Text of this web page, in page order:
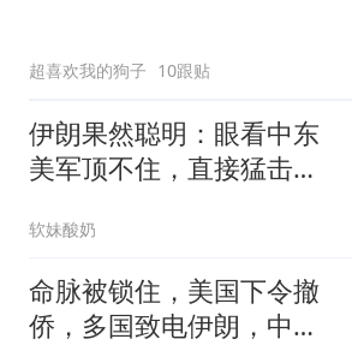
超喜欢我的狗子 10跟贴
伊朗果然聪明：眼看中东
美军顶不住，直接猛击要
软妹酸奶
命脉被锁住，美国下令撤
侨，多国致电伊朗，中国